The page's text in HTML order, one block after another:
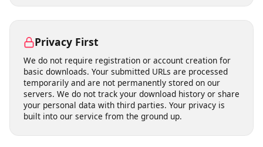
Our tool runs entirely in your web browser. There is no
means no risk of malware, no compatibility issues with
your operating system, and no storage space on your
device. It works on Windows, macOS, Linux, Android,
and iOS equally well.
Privacy First